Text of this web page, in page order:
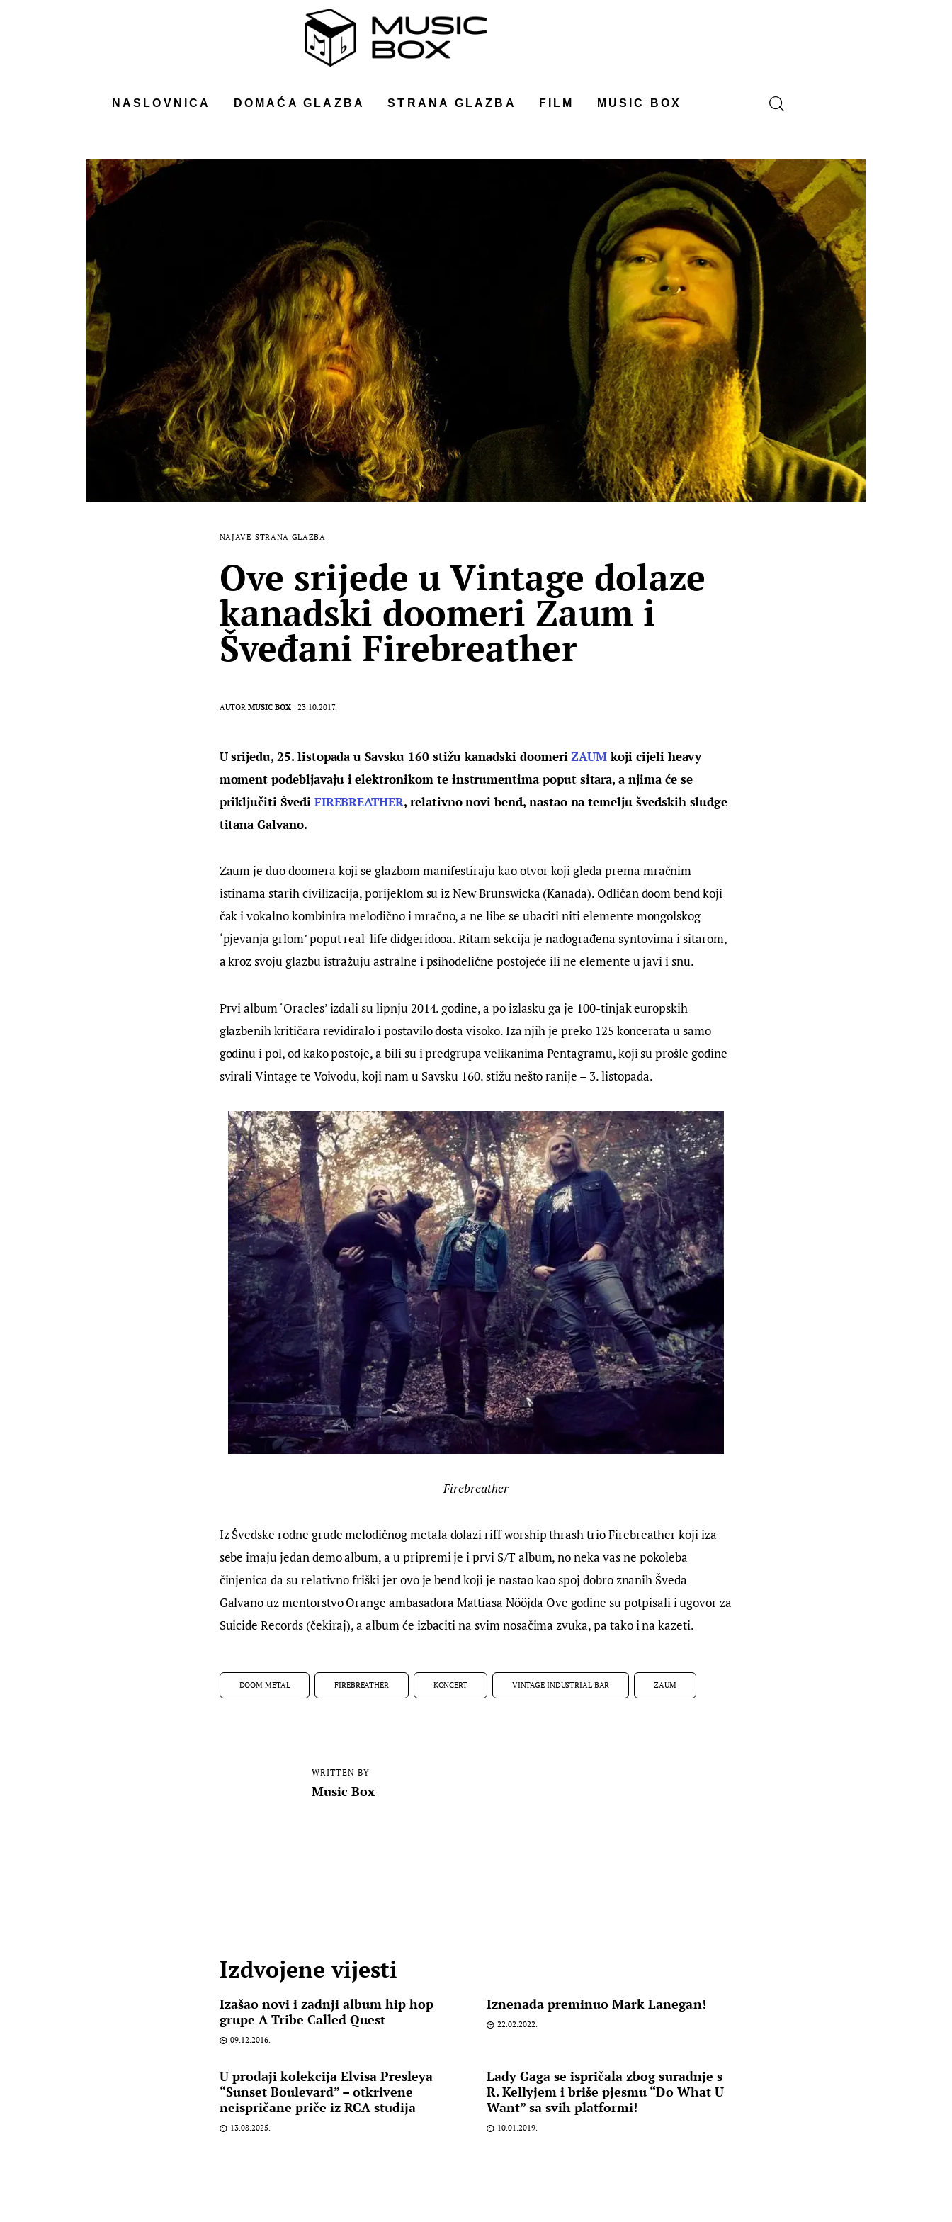
NASLOVNICA DOMAĆA GLAZBA STRANA GLAZBA FILM MUSIC BOX
NAJAVE STRANA GLAZBA
Ove srijede u Vintage dolaze
kanadski doomeri Zaum i
Šveđani Firebreather
AUTOR MUSIC BOX 23.10.2017.
U srijedu, 25. listopada u Savsku 160 stižu kanadski doomeriZAUM koji cijeli heavy
moment podebljavaju i elektronikom te instrumentima poput sitara, a njima će se
priključiti Švedi FIREBREATHER, relativno novi bend, nastao na temelju švedskih sludge
titana Galvano.
Zaum je duo doomera koji se glazbom manifestiraju kao otvor koji gleda prema mračnim
istinama starih civilizacija, porijeklom su iz New Brunswicka (Kanada). Odličan doom bend koji
čak i vokalno kombinira melodično i mračno, a ne libe se ubaciti niti elemente mongolskog
‘pjevanja grlom’ poput real-life didgeridooa. Ritam sekcija je nadograđena syntovima i sitarom,
a kroz svoju glazbu istražuju astralne i psihodelične postojeće ili ne elemente u javi i snu.
Prvi album ‘Oracles’ izdali su lipnju 2014. godine, a po izlasku ga je 100-tinjak europskih
glazbenih kritičara revidiralo i postavilo dosta visoko. Iza njih je preko 125 koncerata u samo
godinu i pol, od kako postoje, a bili su i predgrupa velikanima Pentagramu, koji su prošle godine
svirali Vintage te Voivodu, koji nam u Savsku 160. stižu nešto ranije – 3. listopada.
Firebreather
Iz Švedske rodne grude melodičnog metala dolazi riff worship thrash trio Firebreather koji iza
sebe imaju jedan demo album, a u pripremi je i prvi S/T album, no neka vas ne pokoleba
činjenica da su relativno friški jer ovo je bend koji je nastao kao spoj dobro znanih Šveda
Galvano uz mentorstvo Orange ambasadora Mattiasa Nööjda Ove godine su potpisali i ugovor za
Suicide Records (čekiraj), a album će izbaciti na svim nosačima zvuka, pa tako i na kazeti.
DOOM METAL FIREBREATHER KONCERT VINTAGE INDUSTRIAL BAR ZAUM
WRITTEN BY
Music Box
Izdvojene vijesti
Izašao novi i zadnji album hip hop
grupe A Tribe Called Quest
09.12.2016.
Iznenada preminuo Mark Lanegan!
22.02.2022.
U prodaji kolekcija Elvisa Presleya
“Sunset Boulevard” – otkrivene
neispričane priče iz RCA studija
13.08.2025.
Lady Gaga se ispričala zbog suradnje s
R. Kellyjem i briše pjesmu “Do What U
Want” sa svih platformi!
10.01.2019.